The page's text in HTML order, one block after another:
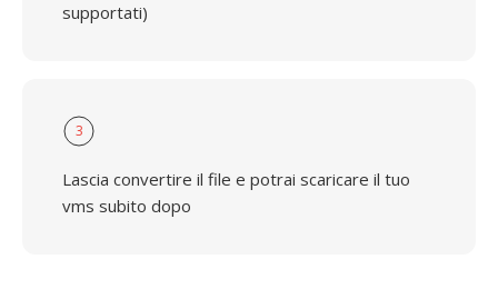
supportati)
3
Lascia convertire il file e potrai scaricare il tuo
vms subito dopo